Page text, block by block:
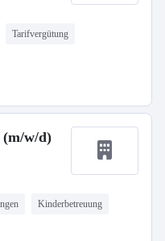
Tarifvergütung
(m/w/d)
Kinderbetreuung